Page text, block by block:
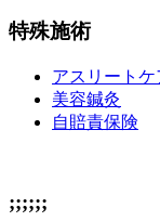
特殊施術
アスリートケ
美容鍼灸
自賠責保険
;;;;;;